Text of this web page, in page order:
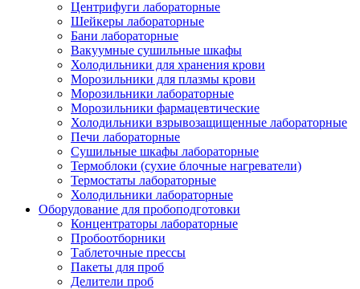
Центрифуги лабораторные
Шейкеры лабораторные
Бани лабораторные
Вакуумные сушильные шкафы
Холодильники для хранения крови
Морозильники для плазмы крови
Морозильники лабораторные
Морозильники фармацевтические
Холодильники взрывозащищенные лабораторные
Печи лабораторные
Сушильные шкафы лабораторные
Термоблоки (сухие блочные нагреватели)
Термостаты лабораторные
Холодильники лабораторные
Оборудование для пробоподготовки
Концентраторы лабораторные
Пробоотборники
Таблеточные прессы
Пакеты для проб
Делители проб